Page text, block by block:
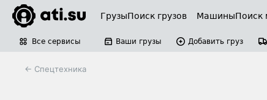
ГрузыПоиск грузов МашиныПоиск
Все сервисы Ваши грузы Добавить груз
← Спецтехника